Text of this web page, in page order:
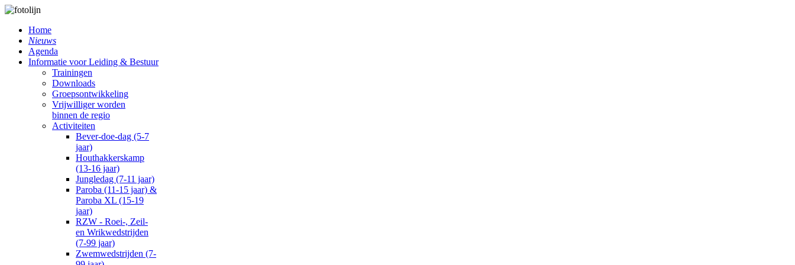
Home
Nieuws
Agenda
Informatie voor Leiding & Bestuur
Trainingen
Downloads
Groepsontwikkeling
Vrijwilliger worden
binnen de regio
Activiteiten
Bever-doe-dag (5-7
jaar)
Houthakkerskamp
(13-16 jaar)
Jungledag (7-11 jaar)
Paroba (11-15 jaar) &
Paroba XL (15-19
jaar)
RZW - Roei-, Zeil-
en Wrikwedstrijden
(7-99 jaar)
Zwemwedstrijden (7-